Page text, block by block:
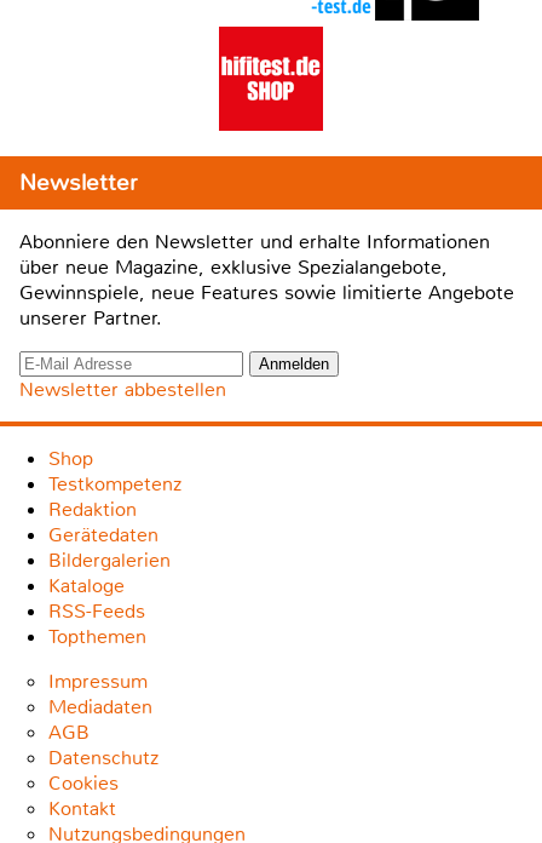
Newsletter
Abonniere den Newsletter und erhalte Informationen
über neue Magazine, exklusive Spezialangebote,
Gewinnspiele, neue Features sowie limitierte Angebote
unserer Partner.
Newsletter abbestellen
Shop
Testkompetenz
Redaktion
Gerätedaten
Bildergalerien
Kataloge
RSS-Feeds
Topthemen
Impressum
Mediadaten
AGB
Datenschutz
Cookies
Kontakt
Nutzungsbedingungen